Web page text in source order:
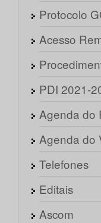
Protocolo
Acesso
PDI 2021-
Agenda do
Agenda do
Telefones
Editais
Ascom